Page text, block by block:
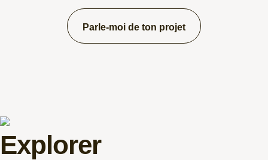
Parle-moi de ton projet
Explorer